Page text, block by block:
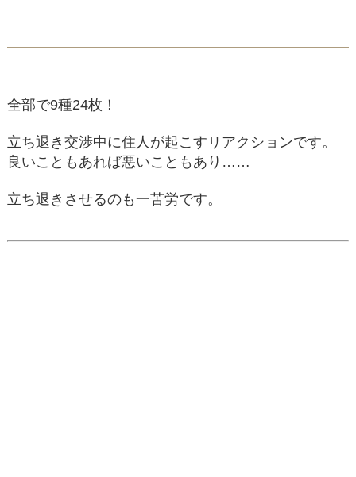
全部で9種24枚！
立ち退き交渉中に住人が起こすリアクションです。
良いこともあれば悪いこともあり……
立ち退きさせるのも一苦労です。